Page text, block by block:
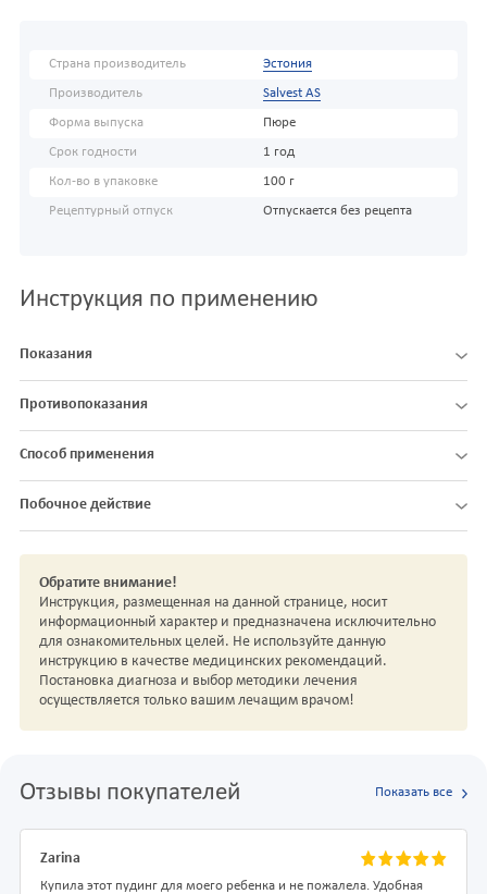
Страна производитель Эстония
Производитель Salvest AS
Форма выпуска Пюре
Срок годности 1 год
Кол-во в упаковке 100 г
Рецептурный отпуск Отпускается без рецепта
Инструкция по применению
Показания
Противопоказания
Способ применения
Побочное действие
Обратите внимание!
Инструкция, размещенная на данной странице, носит
информационный характер и предназначена исключительно
для ознакомительных целей. Не используйте данную
инструкцию в качестве медицинских рекомендаций.
Постановка диагноза и выбор методики лечения
осуществляется только вашим лечащим врачом!
Отзывы покупателей Показать все
Zarina
Купила этот пудинг для моего ребенка и не пожалела. Удобная